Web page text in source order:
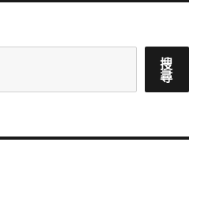
搜
尋